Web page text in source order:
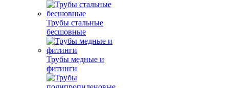
Трубы стальные
бесшовные
Трубы медные и
фитинги